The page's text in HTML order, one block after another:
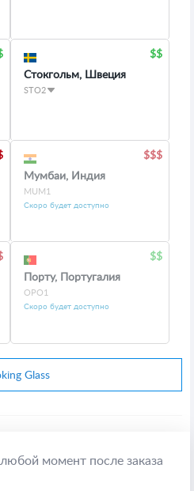
Стокгольм, Швеция
STO2
Мумбаи, Индия
MUM1
Скоро будет доступно
Порту, Португалия
OPO1
Скоро будет доступно
Glass
момент после заказа